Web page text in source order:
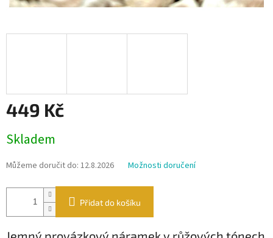
449 Kč
cena:
Skladem
Můžeme doručit do: 12.8.2026 Možnosti doručení
Přidat do košíku